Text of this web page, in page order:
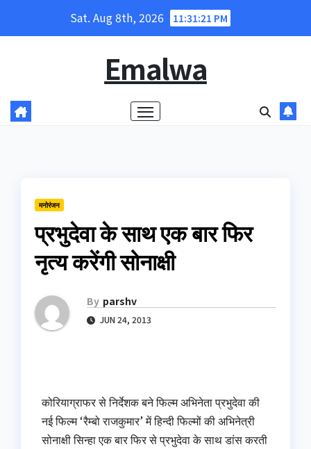
Sat. Aug 8th, 2026 11:31:22 PM
Emalwa
मनोरंजन
प्रभुदेवा के साथ एक बार फिर
नृत्य करेंगी सोनाक्षी
By parshv
JUN 24, 2013
कोरियाग्राफर से निर्देशक बने फिल्म अभिनेता प्रभुदेवा की
नई फिल्म ‘रैम्बो राजकुमार’ में हिन्दी फिल्मों की अभिनेत्री
सोनाक्षी सिन्हा एक बार फिर से प्रभुदेवा के साथ डांस करती